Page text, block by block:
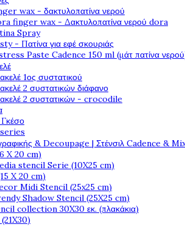
wax - δακτυλοπατίνα νερού
finger wax - Δακτυλοπατίνα νερού dora
Spray
- Πατίνα για εφέ σκουριάς
Paste Cadence 150 ml (μάτ πατίνα
1ος συστατικού
2 συστατικών διάφανο
2 συστατικών - crocodile
& Decoupage | Στένσιλ Cadence &
X 20 cm)
stencil Serie (10X25 cm)
X 20 cm)
Midi Stencil (25x25 cm)
Shadow Stencil (25X25 cm)
collection 30X30 εκ. (πλακάκια)